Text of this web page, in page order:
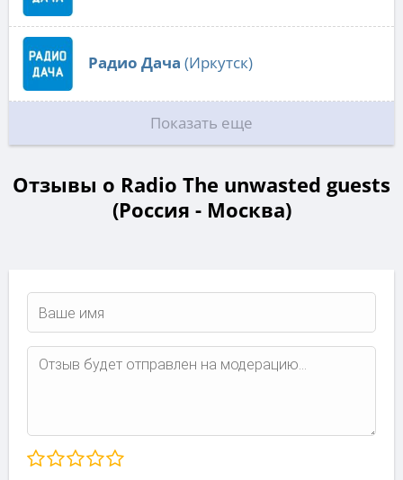
Радио Дача (Иркутск)
Показать еще
Отзывы о Radio The unwasted guests
(Россия - Москва)